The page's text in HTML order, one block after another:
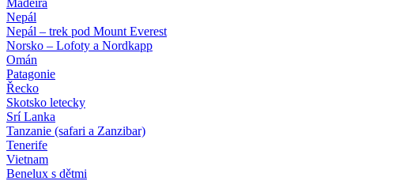
Madeira
Nepál
Nepál – trek pod Mount Everest
Norsko – Lofoty a Nordkapp
Omán
Patagonie
Řecko
Skotsko letecky
Srí Lanka
Tanzanie (safari a Zanzibar)
Tenerife
Vietnam
Benelux s dětmi